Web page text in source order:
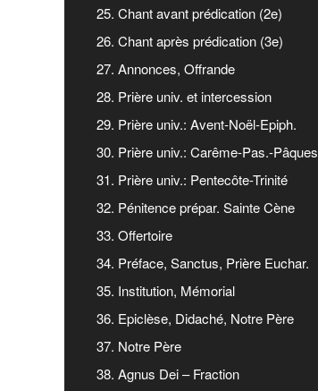
25. Chant avant prédication (2e)
26. Chant après prédication (3e)
27. Annonces, Offrande
28. Prière univ. et intercession
29. Prière univ.: Avent-Noël-Epiph.
30. Prière univ.: Carême-Pas.-Pâques
31. Prière univ.: Pentecôte-Trinité
32. Pénitence prépar. Sainte Cène
33. Offertoire
34. Préface, Sanctus, Prière Euchar.
35. Institution, Mémorial
36. Epiclèse, Didaché, Notre Père
37. Notre Père
38. Agnus Dei – Fraction